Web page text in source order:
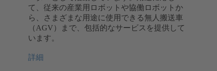
て、従来の産業用ロボットや協働ロボットか
ら、さまざまな用途に使用できる無人搬送車
（AGV）まで、包括的なサービスを提供して
います。
詳細